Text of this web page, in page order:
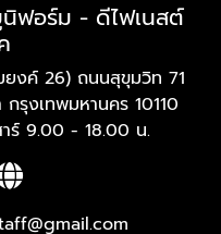
นิฟอร์ม - ดีไฟเนสต์
งค์ 26) ถนนสุขุมวิท 71
รุงเทพมหานคร 10110
าร์ 9.00 - 18.00 น.